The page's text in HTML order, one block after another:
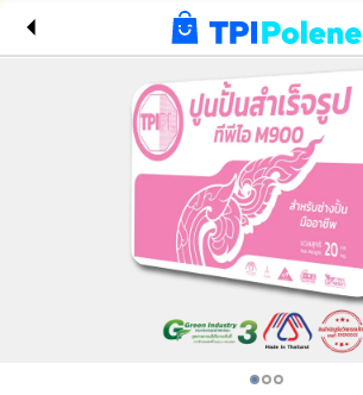
ปูนปั้น ทีพี
ไอ M900
ขนาด 20
กก. | TPI
Stucco
(Ready
Made
Mortar
Stucco)